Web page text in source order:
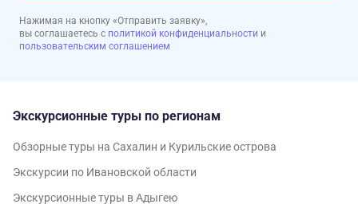
Нажимая на кнопку «Отправить заявку»,
вы соглашаетесь с политикой конфиденциальности и
пользовательским соглашением
Экскурсионные туры по регионам
Обзорные туры на Сахалин и Курильские острова
Экскурсии по Ивановской области
Экскурсионные туры в Адыгею